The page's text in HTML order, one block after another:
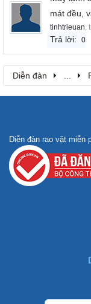
mát đều,
tinhtrieuan,
Trả lời: 0
Diễn đàn ...
Diễn đàn rao vặt miễn